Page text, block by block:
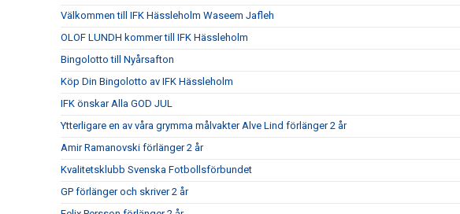
Välkommen till IFK Hässleholm Waseem Jafleh
OLOF LUNDH kommer till IFK Hässleholm
Bingolotto till Nyårsafton
Köp Din Bingolotto av IFK Hässleholm
IFK önskar Alla GOD JUL
Ytterligare en av våra grymma målvakter Alve Lind förlänger 2 år
Amir Ramanovski förlänger 2 år
Kvalitetsklubb Svenska Fotbollsförbundet
GP förlänger och skriver 2 år